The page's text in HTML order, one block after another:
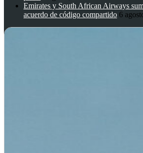
Emirates y South African Airways
acuerdo de código compartido 6